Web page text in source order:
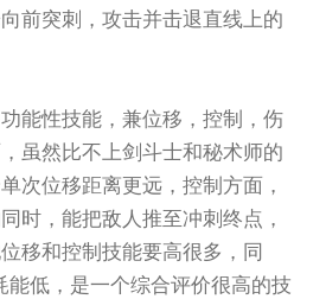
前突刺，攻击并击退直线上的
能性技能，兼位移，控制，伤
虽然比不上剑斗士和秘术师的
次位移距离更远，控制方面，
时，能把敌人推至冲刺终点，
移和控制技能要高很多，同
能低，是一个综合评价很高的技